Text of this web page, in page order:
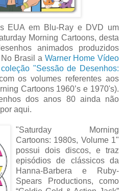
EUA em Blu-Ray e DVD um
Morning Cartoons, desta
animados produzidos
Brasil a Warner Home Vídeo
"Sessão de Desenhos:
os volumes referentes aos
Cartoons 1960’s e 1970's).
dos anos 80 ainda não
aqui.
"Saturday Morning
Cartoons: 1980s, Volume 1"
possui dois discos, e traz
episódios de clássicos da
Hanna-Barbera e Ruby-
Spears Productions, como